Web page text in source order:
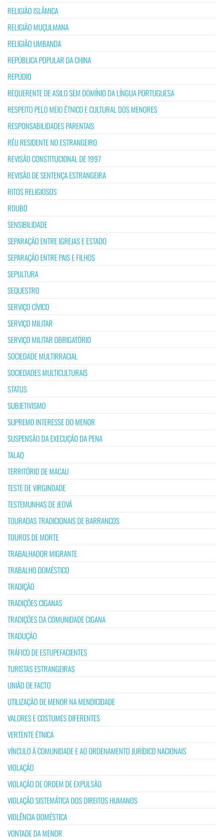
RELIGIÃO ISLÂMICA
RELIGIÃO MUÇULMANA
RELIGIÃO UMBANDA
REPÚBLICA POPULAR DA CHINA
REPÚDIO
REQUERENTE DE ASILO SEM DOMÍNIO DA LÍNGUA PORTUGUESA
RESPEITO PELO MEIO ÉTNICO E CULTURAL DOS MENORES
RESPONSABILIDADES PARENTAIS
RÉU RESIDENTE NO ESTRANGEIRO
REVISÃO CONSTITUCIONAL DE 1997
REVISÃO DE SENTENÇA ESTRANGEIRA
RITOS RELIGIOSOS
ROUBO
SENSIBILIDADE
SEPARAÇÃO ENTRE IGREJAS E ESTADO
SEPARAÇÃO ENTRE PAIS E FILHOS
SEPULTURA
SEQUESTRO
SERVIÇO CÍVICO
SERVIÇO MILITAR
SERVIÇO MILITAR OBRIGATÓRIO
SOCIEDADE MULTIRRACIAL
SOCIEDADES MULTICULTURAIS
STATUS
SUBJETIVISMO
SUPREMO INTERESSE DO MENOR
SUSPENSÃO DA EXECUÇÃO DA PENA
TALAQ
TERRITÓRIO DE MACAU
TESTE DE VIRGINDADE
TESTEMUNHAS DE JEOVÁ
TOURADAS TRADICIONAIS DE BARRANCOS
TOUROS DE MORTE
TRABALHADOR MIGRANTE
TRABALHO DOMÉSTICO
TRADIÇÃO
TRADIÇÕES CIGANAS
TRADIÇÕES DA COMUNIDADE CIGANA
TRADUÇÃO
TRÁFICO DE ESTUPEFACIENTES
TURISTAS ESTRANGEIRAS
UNIÃO DE FACTO
UTILIZAÇÃO DE MENOR NA MENDICIDADE
VALORES E COSTUMES DIFERENTES
VERTENTE ÉTNICA
VÍNCULO À COMUNIDADE E AO ORDENAMENTO JURÍDICO NACIONAIS
VIOLAÇÃO
VIOLAÇÃO DE ORDEM DE EXPULSÃO
VIOLAÇÃO SISTEMÁTICA DOS DIREITOS HUMANOS
VIOLÊNCIA DOMÉSTICA
VONTADE DA MENOR